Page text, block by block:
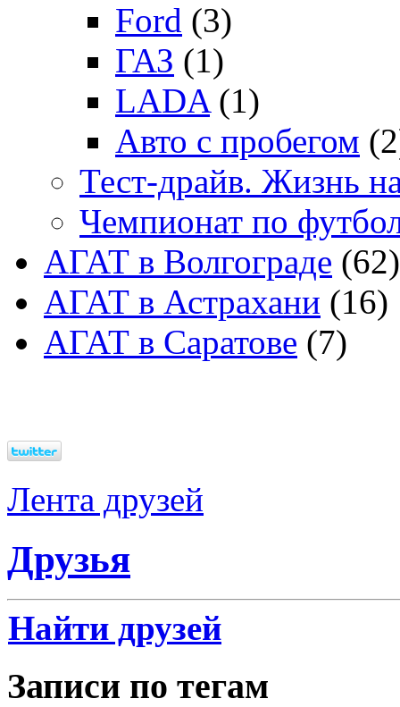
Ford (3)
ГАЗ (1)
LADA (1)
Авто с пробегом
Тест-драйв. Жизнь
Чемпионат по
АГАТ в Волгограде (62)
АГАТ в Астрахани (16)
АГАТ в Саратове (7)
Лента друзей
Друзья
Найти друзей
Записи по тегам